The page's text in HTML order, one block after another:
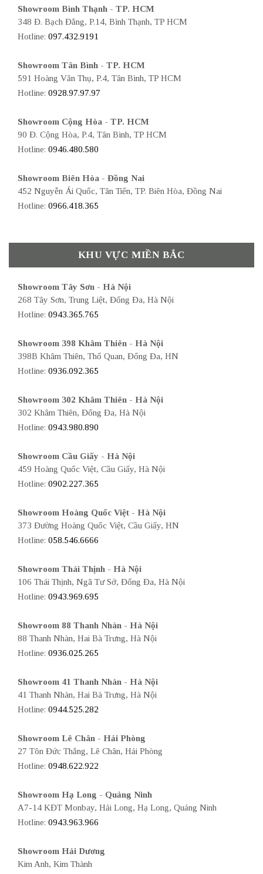
Showroom Bình Thạnh - TP. HCM
348 Đ. Bạch Đằng, P.14, Bình Thạnh, TP HCM
Hotline: 097.432.9191
Showroom Tân Bình - TP. HCM
591 Hoàng Văn Thụ, P.4, Tân Bình, TP HCM
Hotline: 0928.97.97.97
Showroom Cộng Hòa - TP. HCM
90 Đ. Cộng Hòa, P.4, Tân Bình, TP HCM
Hotline: 0946.480.580
Showroom Biên Hòa - Đồng Nai
452 Nguyễn Ái Quốc, Tân Tiến, TP. Biên Hòa, Đồng Nai
Hotline: 0966.418.365
KHU VỰC MIỀN BẮC
Showroom Tây Sơn - Hà Nội
268 Tây Sơn, Trung Liệt, Đống Đa, Hà Nội
Hotline: 0943.365.765
Showroom 398 Khâm Thiên - Hà Nội
398B Khâm Thiên, Thổ Quan, Đống Đa, HN
Hotline: 0936.092.365
Showroom 302 Khâm Thiên - Hà Nội
302 Khâm Thiên, Đống Đa, Hà Nội
Hotline: 0943.980.890
Showroom Cầu Giấy - Hà Nội
459 Hoàng Quốc Việt, Cầu Giấy, Hà Nội
Hotline: 0902.227.365
Showroom Hoàng Quốc Việt - Hà Nội
373 Đường Hoàng Quốc Việt, Cầu Giấy, HN
Hotline: 058.546.6666
Showroom Thái Thịnh - Hà Nội
106 Thái Thịnh, Ngã Tư Sở, Đống Đa, Hà Nội
Hotline: 0943.969.695
Showroom 88 Thanh Nhàn - Hà Nội
88 Thanh Nhàn, Hai Bà Trưng, Hà Nội
Hotline: 0936.025.265
Showroom 41 Thanh Nhàn - Hà Nội
41 Thanh Nhàn, Hai Bà Trưng, Hà Nội
Hotline: 0944.525.282
Showroom Lê Chân - Hải Phòng
27 Tôn Đức Thắng, Lê Chân, Hải Phòng
Hotline: 0948.622.922
Showroom Hạ Long - Quảng Ninh
A7-14 KĐT Monbay, Hải Long, Hạ Long, Quảng Ninh
Hotline: 0943.963.966
Showroom Hải Dương
Kim Anh, Kim Thành